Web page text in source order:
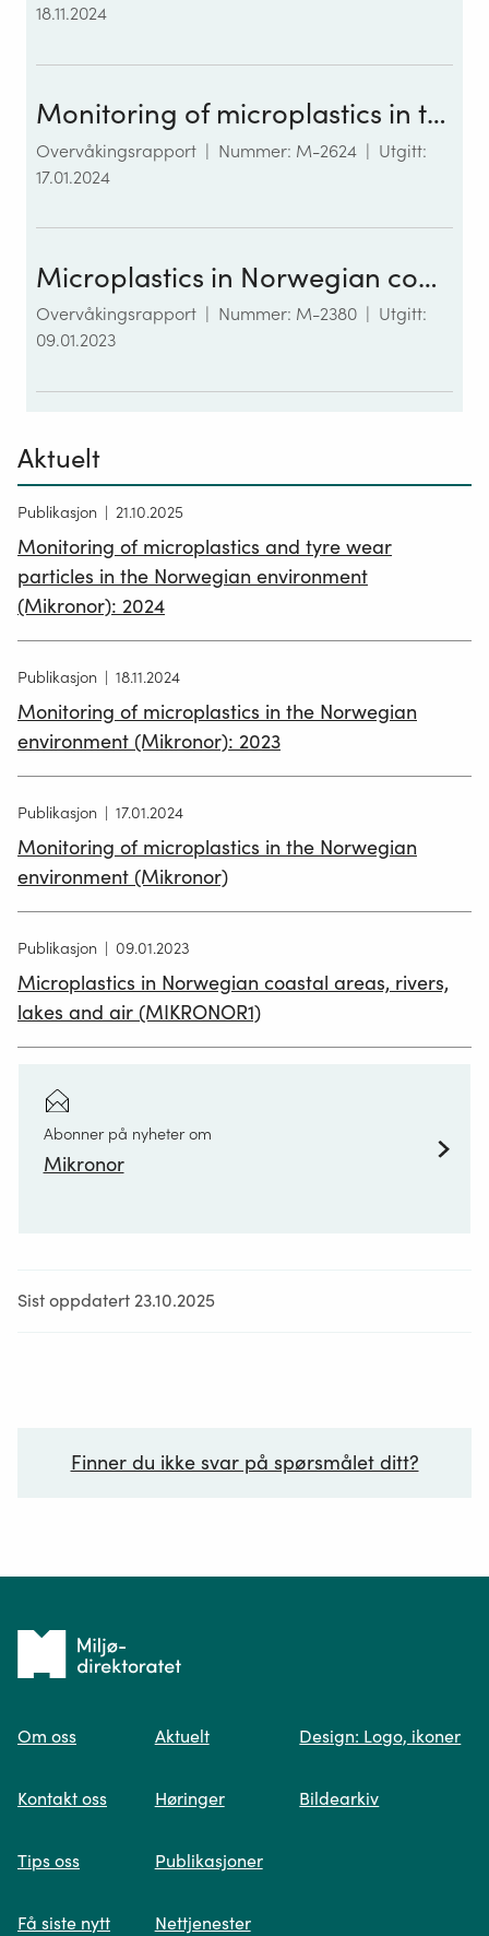
18.11.2024
Monitoring of microplastics in the Norwegian environment (Mikronor)
Overvåkingsrapport | Nummer: M-2624 | Utgitt:
17.01.2024
Microplastics in Norwegian coastal areas, rivers, lakes and air (MIKRONOR1)
Overvåkingsrapport Nummer: M-2380
Utgitt:
09.01.2023
Aktuelt
Publikasjon 21.10.2025
Monitoring of microplastics and tyre wear
particles in the Norwegian environment
(Mikronor): 2024
Publikasjon 18.11.2024
Monitoring of microplastics in the Norwegian
environment (Mikronor): 2023
Publikasjon 17.01.2024
Monitoring of microplastics in the Norwegian
environment (Mikronor)
Publikasjon 09.01.2023
Microplastics in Norwegian coastal areas, rivers,
lakes and air (MIKRONOR1)
Abonner på nyheter om
Mikronor
Sist oppdatert 23.10.2025
Finner du ikke svar på spørsmålet ditt?
Spør oss
søk og viser deg vår mest relevante
Tilbake
forsiden
Om oss
Kontakt oss
Tips oss
Få siste nytt
Aktuelt
Høringer
Publikasjoner
Nettjenester
Design: Logo, ikoner
Bildearkiv